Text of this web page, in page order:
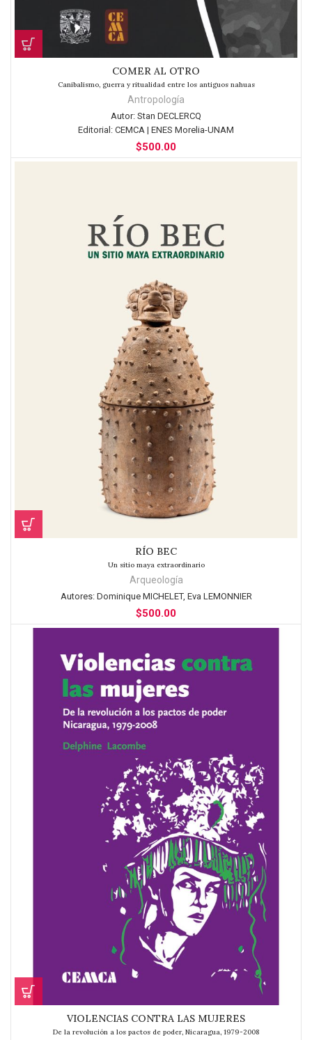
COMER AL OTRO
Canibalismo, guerra y ritualidad entre los antiguos nahuas
Antropología
Autor: Stan DECLERCQ
Editorial: CEMCA | ENES Morelia-UNAM
$500.00
RÍO BEC
Un sitio maya extraordinario
Arqueología
Autores:Dominique MICHELET, Eva LEMONNIER
$500.00
VIOLENCIAS CONTRA LAS MUJERES
De la revolución a los pactos de poder, Nicaragua, 1979-2008